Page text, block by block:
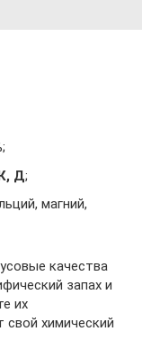
Д;
магний,
качества
запах и
их
химический